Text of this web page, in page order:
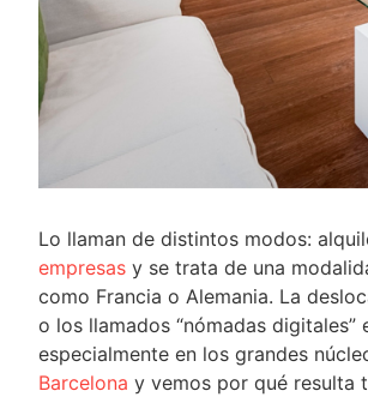
Lo llaman de distintos modos:
empresas y se trata de una
como Francia o Alemania. La
o los llamados “nómadas
especialmente en los grandes
Barcelona y vemos por qué resulta